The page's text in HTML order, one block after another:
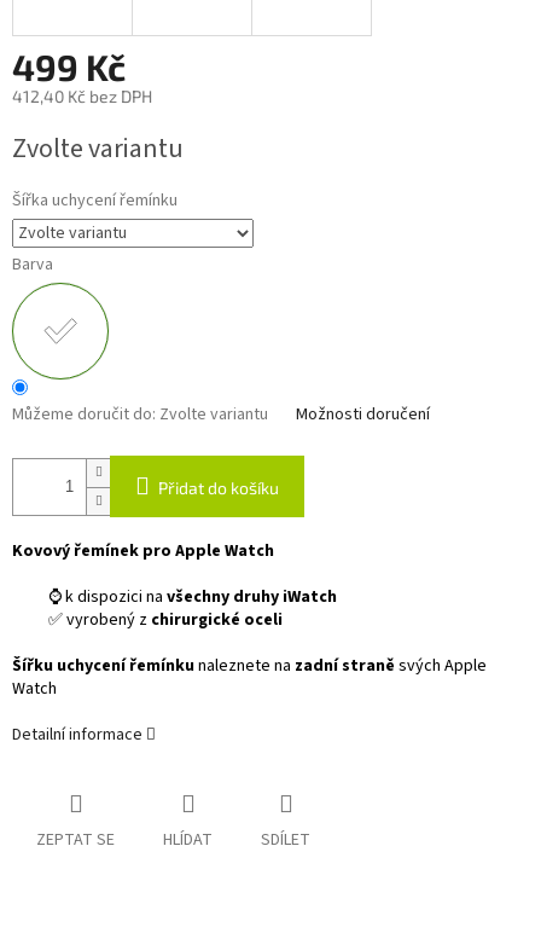
499 Kč
412,40 Kč bez DPH
cena:
Zvolte variantu
Šířka uchycení řemínku
Barva
Můžeme doručit do: Zvolte variantu Možnosti doručení
Přidat do košíku
Kovový řemínek pro Apple Watch
⌚ k dispozici na všechny druhy iWatch
✅ vyrobený z chirurgické oceli
Šířku uchycení řemínkunaleznete na zadní straně svých Apple
Watch
Detailní informace
ZEPTAT SE HLÍDAT SDÍLET